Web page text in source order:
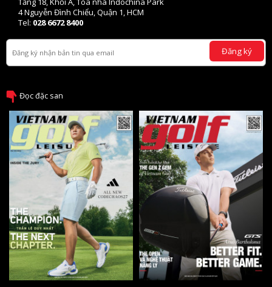
4 Nguyễn Đình Chiểu, Quận 1, HCM
Tel: 028 6672 8400
Đăng ký
Đọc đặc san